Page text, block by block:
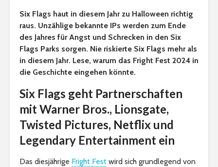
Six Flags haut in diesem Jahr zu Halloween richtig
raus. Unzählige bekannte IPs werden zum Ende
des Jahres für Angst und Schrecken in den Six
Flags Parks sorgen. Nie riskierte Six Flags mehr als
in diesem Jahr. Lese, warum das Fright Fest 2024 in
die Geschichte eingehen könnte.
Six Flags geht Partnerschaften
mit Warner Bros., Lionsgate,
Twisted Pictures, Netflix und
Legendary Entertainment ein
Das diesjährige Fright Fest wird sich grundlegend von